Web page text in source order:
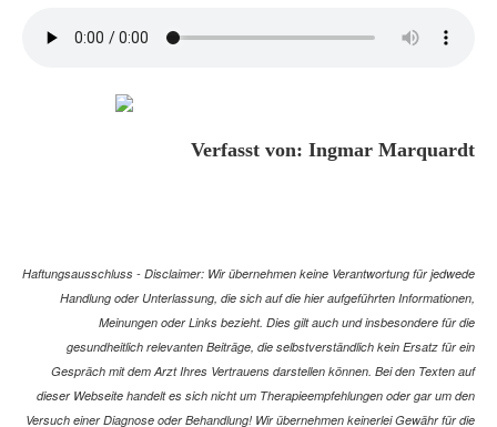
Verfasst von: Ingmar Marquardt
Haftungsausschluss - Disclaimer: Wir übernehmen keine Verantwortung für jedwede
Handlung oder Unterlassung, die sich auf die hier aufgeführten Informationen,
Meinungen oder Links bezieht. Dies gilt auch und insbesondere für die
gesundheitlich relevanten Beiträge, die selbstverständlich kein Ersatz für ein
Gespräch mit dem Arzt Ihres Vertrauens darstellen können. Bei den Texten auf
dieser Webseite handelt es sich nicht um Therapieempfehlungen oder gar um den
Versuch einer Diagnose oder Behandlung! Wir übernehmen keinerlei Gewähr für die